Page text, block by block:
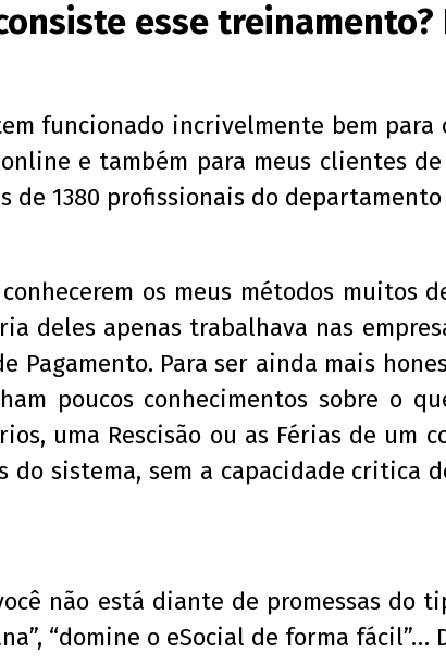
esse
funcionado incrivelmente bem para
e também para meus clientes
de 1380 profissionais do
os meus métodos muitos
deles apenas trabalhava nas
Pagamento. Para ser ainda mais
poucos conhecimentos sobre o
uma Rescisão ou as Férias de um
do sistema, sem a capacidade critica
não está diante de promessas do
“domine o eSocial de forma